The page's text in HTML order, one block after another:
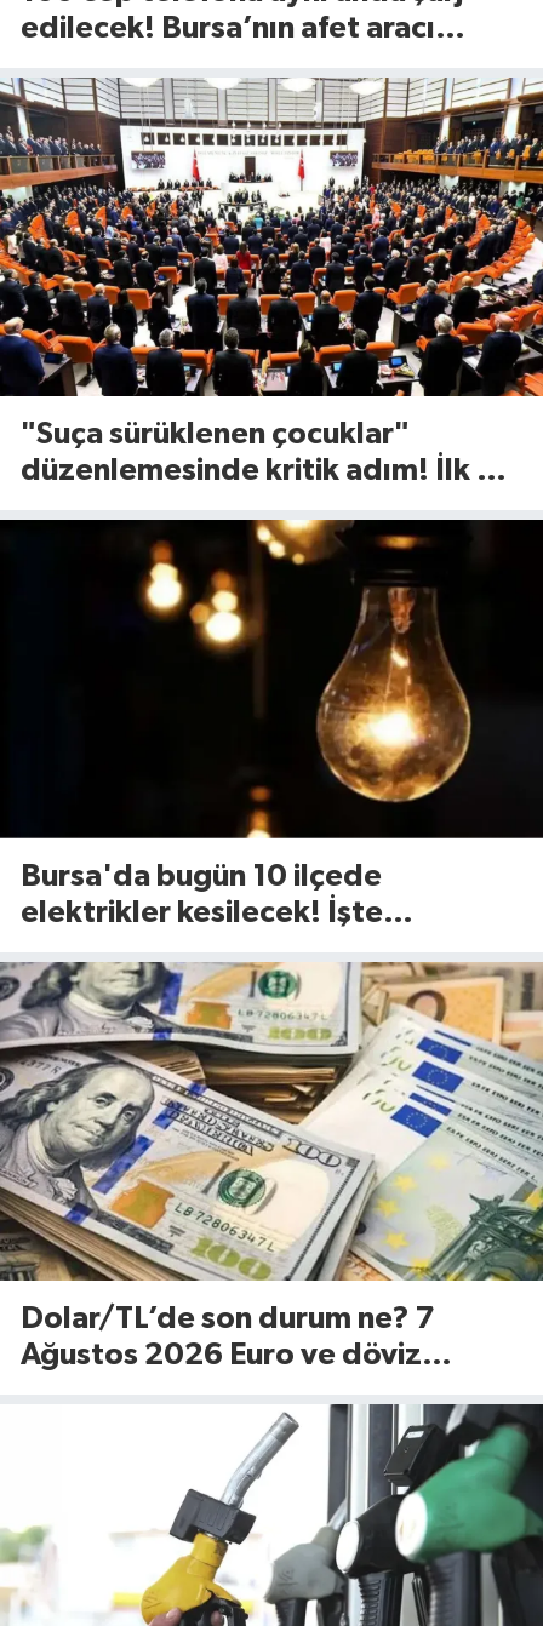
edilecek! Bursa’nın afet aracı
"Suça sürüklenen çocuklar"
düzenlemesinde kritik adım! İlk 2
Bursa'da bugün 10 ilçede
elektrikler kesilecek! İşte
Cuma)
Dolar/TL’de son durum ne? 7
Ağustos 2026 Euro ve döviz